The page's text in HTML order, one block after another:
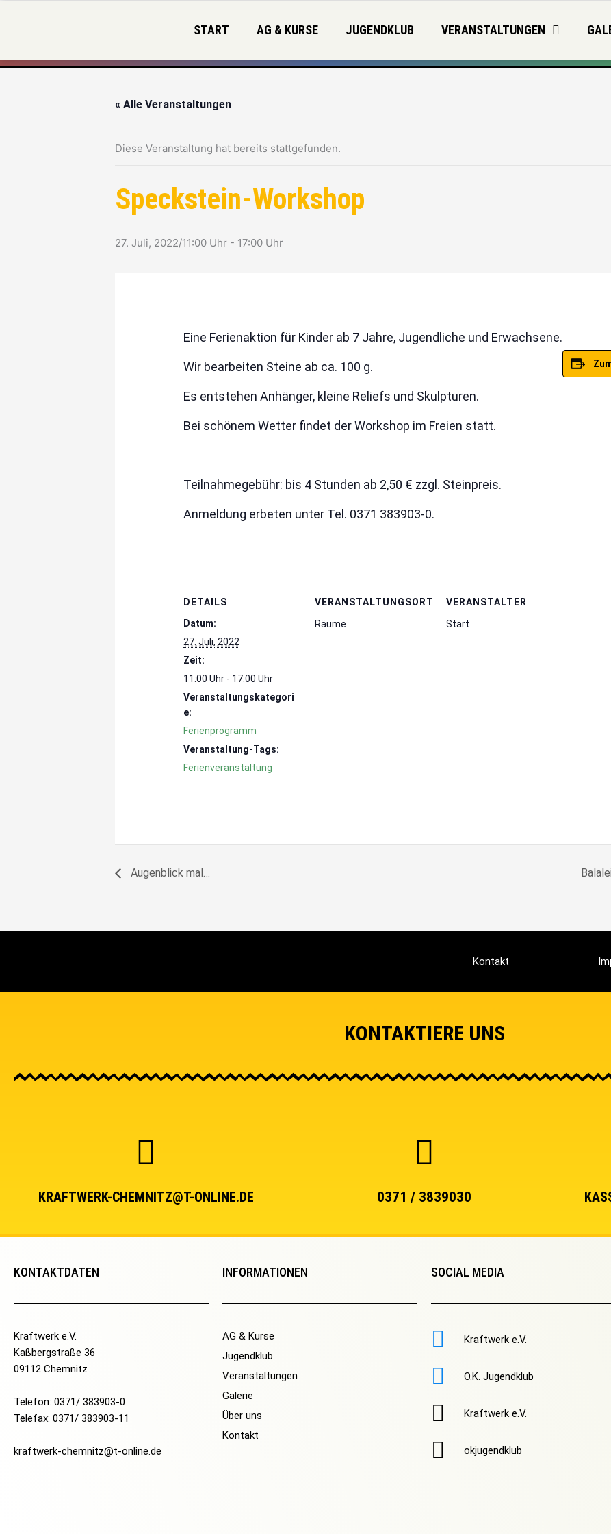
START AG & KURSE JUGENDKLUB VERANSTALTUNGEN
« Alle Veranstaltungen
Diese Veranstaltung hat bereits stattgefunden.
Speckstein-Workshop
27. Juli, 2022/11:00 Uhr - 17:00 Uhr
Eine Ferienaktion für Kinder ab 7 Jahre, Jugendliche und Erwachsene.
Wir bearbeiten Steine ab ca. 100 g.
Es entstehen Anhänger, kleine Reliefs und Skulpturen.
Bei schönem Wetter findet der Workshop im Freien statt.
Teilnahmegebühr: bis 4 Stunden ab 2,50 € zzgl. Steinpreis.
Anmeldung erbeten unter Tel. 0371 383903-0.
DETAILS
Datum:
27. Juli, 2022
Zeit:
11:00 Uhr - 17:00 Uhr
Veranstaltungskategori
e:
Ferienprogramm
Veranstaltung-Tags:
Ferienveranstaltung
VERANSTALTUNGSORT
Räume
VERANSTALTER
Start
Augenblick mal…
Kontakt
KONTAKTIERE UNS
KRAFTWERK-CHEMNITZ@T-ONLINE.DE 0371 / 3839030
KONTAKTDATEN
Kraftwerk e.V.
Kaßbergstraße 36
09112 Chemnitz
Telefon: 0371/ 383903-0
Telefax: 0371/ 383903-11
kraftwerk-chemnitz@t-online.de
INFORMATIONEN
AG & Kurse
Jugendklub
Veranstaltungen
Galerie
Über uns
Kontakt
SOCIAL MEDIA
Kraftwerk e.V.
O.K. Jugendklub
Kraftwerk e.V.
okjugendklub